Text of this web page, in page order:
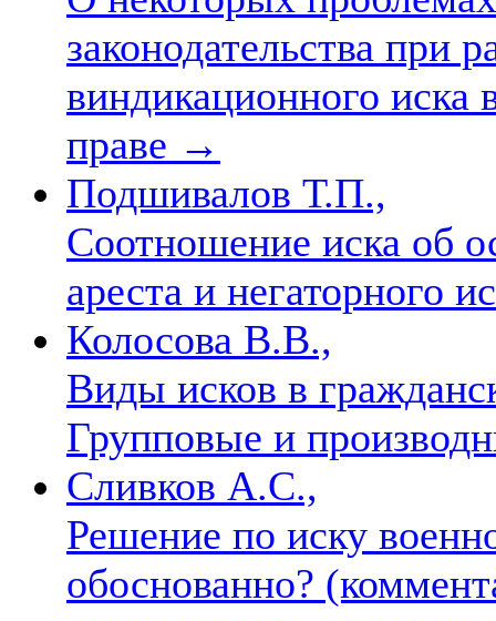
законодательства при
виндикационного иска
праве →
Подшивалов Т.П.,
Соотношение иска об
ареста и негаторного
Колосова В.В.,
Виды исков в
Групповые и
Сливков А.С.,
Решение по иску
обоснованно?